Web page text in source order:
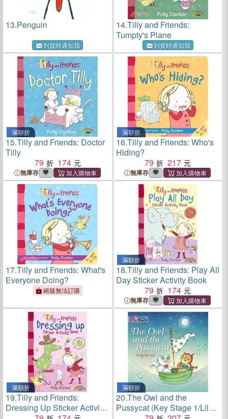
13.Penguin
到貨時通知我
14.Tilly and Friends:
Tumpty's Plane
到貨時通知我
滿額折
15.Tilly and Friends: Doctor
Tilly
79
174
無庫存
滿額折
16.Tilly and Friends: Who's
Hiding?
79
217
無庫存
17.Tilly and Friends: What's
Everyone Doing?
絕版無法訂購
滿額折
18.Tilly and Friends: Play All
Day Sticker Activity Book
79
174
無庫存
滿額折
19.Tilly and Friends:
Dressing Up Sticker Activity
滿額折
20.The Owl and the
Pussycat (Key Stage 1/Lilac